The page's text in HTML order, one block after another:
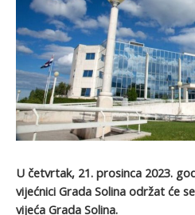
U četvrtak, 21. prosinca 2023.
vijećnici Grada Solina održat će
vijeća Grada Solina.